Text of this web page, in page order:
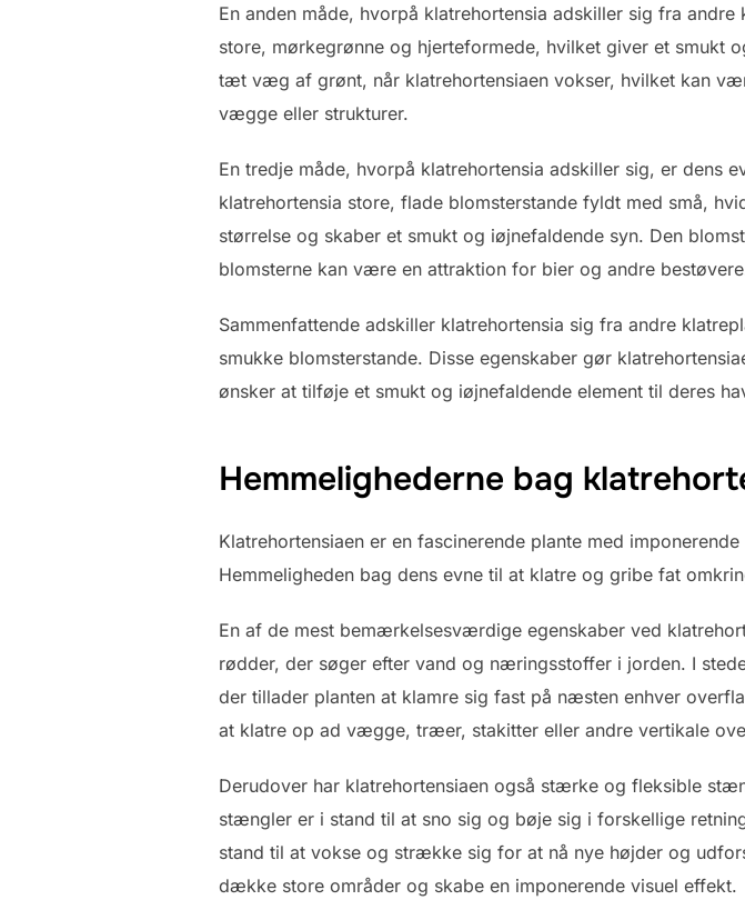
En anden måde, hvorpå klatrehortensia adskiller sig fra
store, mørkegrønne og hjerteformede, hvilket giver et smukt
tæt væg af grønt, når klatrehortensiaen vokser, hvilket kan
vægge eller strukturer.
En tredje måde, hvorpå klatrehortensia adskiller sig, er
klatrehortensia store, flade blomsterstande fyldt med små,
størrelse og skaber et smukt og iøjnefaldende syn. Den
blomsterne kan være en attraktion for bier og andre
Sammenfattende adskiller klatrehortensia sig fra andre
smukke blomsterstande. Disse egenskaber gør
ønsker at tilføje et smukt og iøjnefaldende element til deres
Hemmelighederne bag
Klatrehortensiaen er en fascinerende plante med
Hemmeligheden bag dens evne til at klatre og gribe fat
En af de mest bemærkelsesværdige egenskaber ved
rødder, der søger efter vand og næringsstoffer i jorden. I
der tillader planten at klamre sig fast på næsten enhver
at klatre op ad vægge, træer, stakitter eller andre vertikale
Derudover har klatrehortensiaen også stærke og fleksible
stængler er i stand til at sno sig og bøje sig i forskellige
stand til at vokse og strække sig for at nå nye højder og
dække store områder og skabe en imponerende visuel effekt.